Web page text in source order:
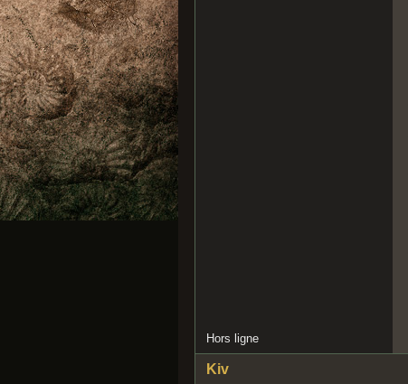
Hors ligne
Kiv